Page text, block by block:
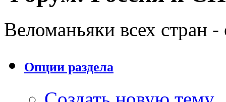
Веломаньяки всех стран
Опции раздела